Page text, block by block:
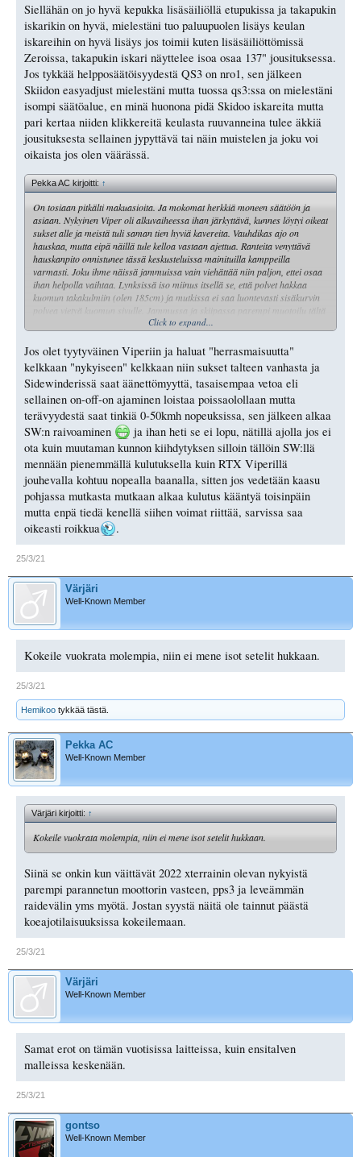
Siellähän on jo hyvä kepukka lisäsäiliöllä etupukissa ja takapukin
iskarikin on hyvä, mielestäni tuo paluupuolen lisäys keulan
iskareihin on hyvä lisäys jos toimii kuten lisäsäiliöttömissä
Zeroissa, takapukin iskari näyttelee isoa osaa 137" jousituksessa.
Jos tykkää helpposäätöisyydestä QS3 on nro1, sen jälkeen
Skiidon easyadjust mielestäni mutta tuossa qs3:ssa on mielestäni
isompi säätöalue, en minä huonona pidä Skidoo iskareita mutta
pari kertaa niiden klikkereitä keulasta ruuvanneina tulee äkkiä
jousituksesta sellainen jypyttävä tai näin muistelen ja joku voi
oikaista jos olen väärässä.
Pekka AC kirjoitti:↑
On tosiaan pitkälti makuasioita. Ja mokomat herkkiä moneen säätöön ja
asiaan. Nykyinen Viper oli alkuvaiheessa ihan järkyttävä, kunnes löytyi oikeat
sukset alle ja meistä tuli saman tien hyviä kavereita. Vauhdikas ajo on
hauskaa, mutta eipä näillä tule kelloa vastaan ajettua. Ranteita venyttävä
hauskanpito onnistunee tässä keskusteluissa mainituilla kamppeilla
varmasti. Joku ihme näissä jammuissa vain viehättää niin paljon, ettei osaa
ihan helpolla vaihtaa. Lynksissä iso miinus itsellä se, että polvet hakkaa
kuomun takakulmiin (olen 185cm) ja mutkissa ei saa luontevasti sisäkurvin
polvea vietyä kuomun sivulle. Jammussa ja skiipassa parempi muotoilu tältä
osin. Tämä sama ongelma oli uudessa 850 ravessa, kun kävin hiljattain
muotoilua, jonka pitäisi tukea helppoa kehon painon siirtelyä.
Click to expand...
Jos olet tyytyväinen Viperiin ja haluat "herrasmaisuutta"
kelkkaan "nykyiseen" kelkkaan niin sukset talteen vanhasta ja
Sidewinderissä saat äänettömyyttä, tasaisempaa vetoa eli
sellainen on-off-on ajaminen loistaa poissaolollaan mutta
terävyydestä saat tinkiä 0-50kmh nopeuksissa, sen jälkeen alkaa
SW:n raivoaminen
ja ihan heti se ei lopu, nätillä ajolla jos ei
ota kuin muutaman kunnon kiihdytyksen silloin tällöin SW:llä
mennään pienemmällä kulutuksella kuin RTX Viperillä
jouhevalla kohtuu nopealla baanalla, sitten jos vedetään kaasu
pohjassa mutkasta mutkaan alkaa kulutus kääntyä toisinpäin
mutta enpä tiedä kenellä siihen voimat riittää, sarvissa saa
oikeasti roikkua
.
25/3/21
Värjäri
Well-Known Member
Kokeile vuokrata molempia, niin ei mene isot setelit hukkaan.
25/3/21
Hemikoo tykkää tästä.
Pekka AC
Well-Known Member
Värjäri kirjoitti:↑
Kokeile vuokrata molempia, niin ei mene isot setelit hukkaan.
Siinä se onkin kun väittävät 2022 xterrainin olevan nykyistä
parempi parannetun moottorin vasteen, pps3 ja leveämmän
raidevälin yms myötä. Jostan syystä näitä ole tainnut päästä
koeajotilaisuuksissa kokeilemaan.
25/3/21
Värjäri
Well-Known Member
Samat erot on tämän vuotisissa laitteissa, kuin ensitalven
malleissa keskenään.
25/3/21
gontso
Well-Known Member